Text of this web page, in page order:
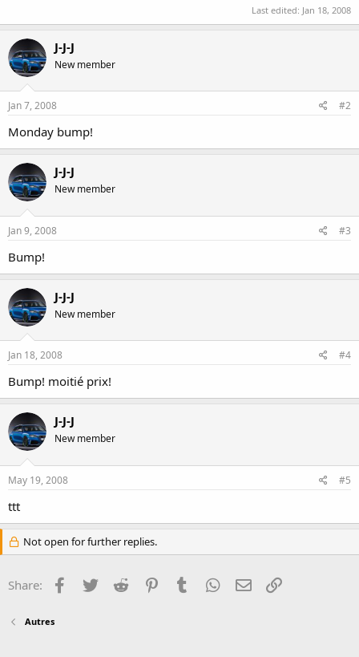
Last edited: Jan 18, 2008
J-J-J
New member
Jan 7, 2008 #2
Monday bump!
J-J-J
New member
Jan 9, 2008 #3
Bump!
J-J-J
New member
Jan 18, 2008 #4
Bump! moitié prix!
J-J-J
New member
May 19, 2008 #5
ttt
Not open for further replies.
Share: Facebook
Twitter Reddit PinterestTumblr WhatsApp
Email
Autres